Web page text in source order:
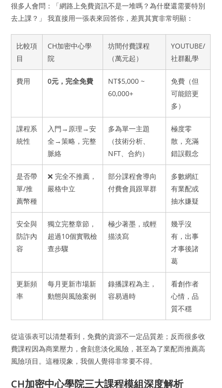
很多人會問：「網路上免費資訊不是一堆嗎？為什麼還需要特別
去上課？」 我直接用一張表來回答你，差異其實非常明顯：
比較項
目
CH加密中心學
院
坊間付費課程
（萬元起）
YOUTUBE/
社群亂學
費用 0元，完全免費
NT$5,000 ~
60,000+
免費（但
可能賠更
多）
課程系
統性
入門→原理→安
全→策略，完整
脈絡
多為單一主題
（技術分析、
NFT、合約）
極度零
散，充滿
錯誤觀念
是否帶
單/推
薦幣種
❌ 完全不推薦，
嚴格中立
部分課程會導向
付費會員跟單群
多數網紅
有業配或
抽水嫌疑
安全與
防詐內
容
獨立完整章節，
超過10個實戰檢
查步驟
極少著墨，或輕
描淡寫
幾乎沒
有，出事
才事後諸
葛
更新頻
率
每月更新市場新
動態與風險案例
錄播課程為主，
容易過時
看創作者
心情，品
質不穩
從這張表可以清楚看到，免費的資源不一定品質差；反而很多收
費課程因為商業壓力，會刻意淡化風險，甚至為了業配而推薦高
風險項目。這種現象，我個人覺得非常要不得。
CH加密中心學院三大課程模組深度解析